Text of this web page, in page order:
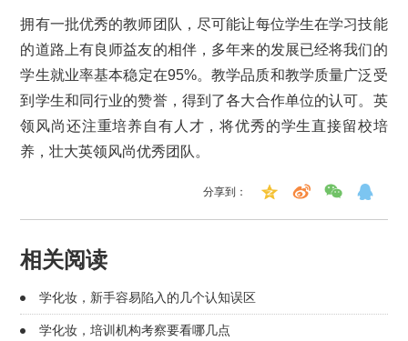
拥有一批优秀的教师团队，尽可能让每位学生在学习技能
的道路上有良师益友的相伴，多年来的发展已经将我们的
学生就业率基本稳定在95%。教学品质和教学质量广泛受
到学生和同行业的赞誉，得到了各大合作单位的认可。英
领风尚还注重培养自有人才，将优秀的学生直接留校培
养，壮大英领风尚优秀团队。
分享到：
相关阅读
学化妆，新手容易陷入的几个认知误区
学化妆，培训机构考察要看哪几点